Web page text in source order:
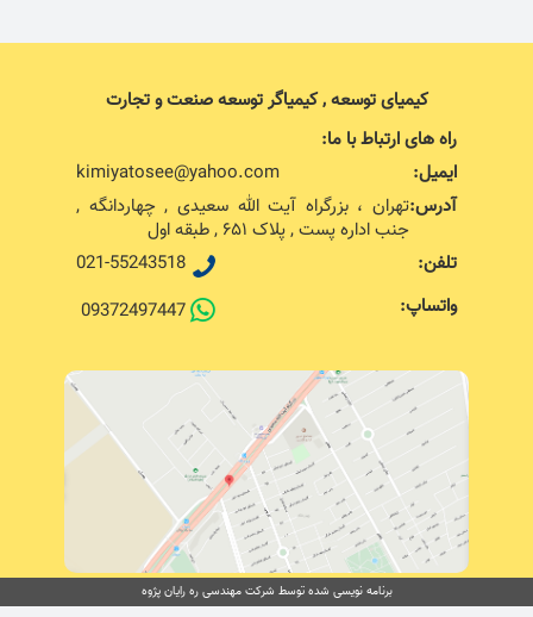
کیمیای توسعه , کیمیاگر توسعه صنعت و تجارت
راه های ارتباط با ما:
ایمیل:
kimiyatosee@yahoo.com
آدرس:تهران ، بزرگراه آیت الله سعیدی , چهاردانگه ,
جنب اداره پست , پلاک ۶۵۱ , طبقه اول
تلفن:
021-55243518
واتساپ:
09372497447
برنامه نویسی شده توسط شرکت مهندسی ره رایان پژوه